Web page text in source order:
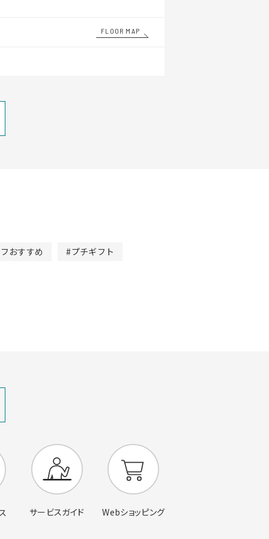
FLOOR MAP
おすすめ #プチギフト
サービスガイド Webショッピング